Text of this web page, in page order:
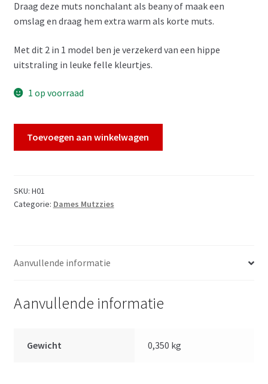
Draag deze muts nonchalant als beany of maak een
omslag en draag hem extra warm als korte muts.
Met dit 2 in 1 model ben je verzekerd van een hippe
uitstraling in leuke felle kleurtjes.
1 op voorraad
aantal
Toevoegen aan winkelwagen
SKU: H01
Categorie: Dames Mutzzies
Aanvullende informatie
Aanvullende informatie
Gewicht 0,350 kg